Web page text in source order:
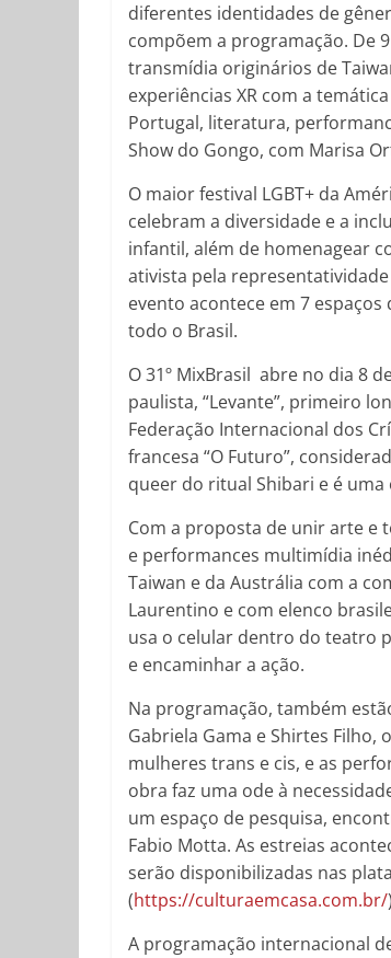
diferentes identidades de
compõem a programação. De
transmídia originários de
experiências XR com a
Portugal, literatura,
Show do Gongo, com Marisa
O maior festival LGBT+ da
celebram a diversidade e a
infantil, além de homenagear
ativista pela
evento acontece em 7
todo o Brasil.
O 31º MixBrasil abre no dia 8
paulista, “Levante”, primeiro
Federação Internacional dos
francesa “O Futuro”,
queer do ritual Shibari e é
Com a proposta de unir arte e
e performances multimídia
Taiwan e da Austrália com a
Laurentino e com elenco
usa o celular dentro do teatro
e encaminhar a ação.
Na programação, também
Gabriela Gama e Shirtes
mulheres trans e cis, e as
obra faz uma ode à
um espaço de pesquisa,
Fabio Motta. As estreias
serão disponibilizadas nas
(https://culturaemcasa.com.br/
A programação internacional